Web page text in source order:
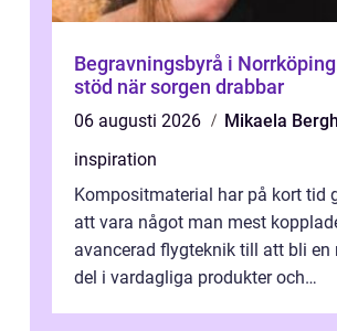
Begravningsbyrå i
stöd när sorgen drabbar
06 augusti 2026
Mikaela
inspiration
Kompositmaterial har på kort tid
att vara något man mest
avancerad flygteknik till att bli en
del i vardagliga produkter och